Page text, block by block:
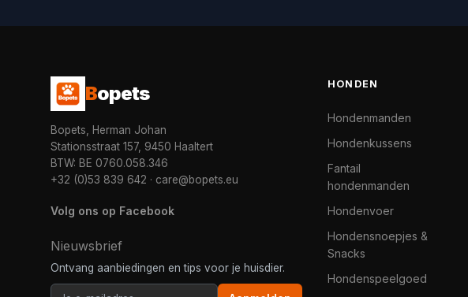
Bopets
Bopets, Herman Johan
Stationsstraat 157, 9450 Haaltert
BTW: BE 0760.058.346
+32 (0)53 839 642 · care@bopets.eu
Volg ons op Facebook
Nieuwsbrief
Ontvang aanbiedingen en tips voor je huisdier.
HONDEN
Hondenmanden
Hondenkussens
Fantail
hondenmanden
Hondenvoer
Hondensnoepjes &
Snacks
Hondenspeelgoed